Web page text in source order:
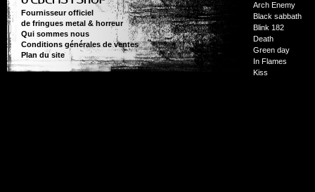
Fournisseur officiel
de fringues metal & horreur
Qui sommes nous
Conditions générales de ventes
Plan du site
Arch Enemy
Black sabbath
Blink 182
Death
Green day
In Flames
Kiss